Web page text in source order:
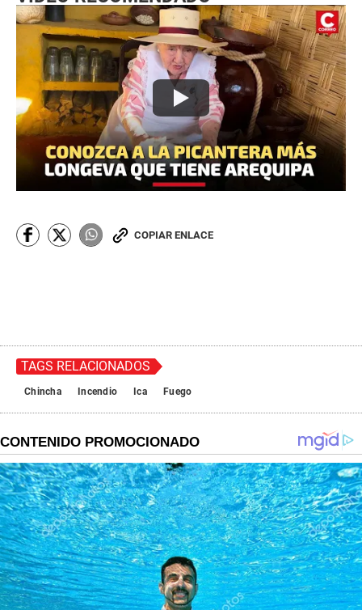
COPIAR ENLACE
TAGS RELACIONADOS
Chincha Incendio Ica Fuego